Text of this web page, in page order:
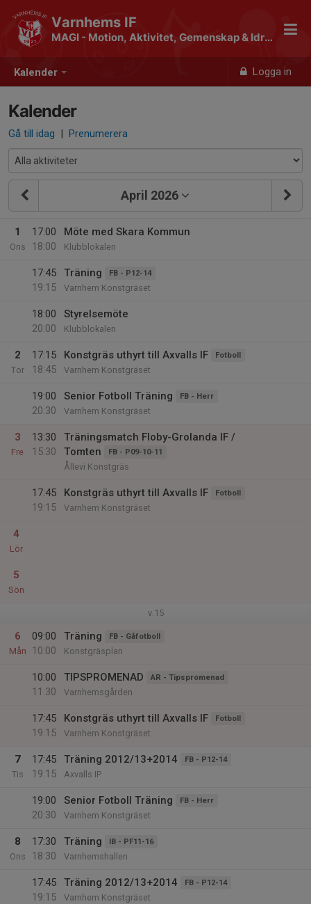
Kalender Logga in
Varnhems IF
MAGI - Motion, Aktivitet, Gemenskap & Idrott
Kalender
Gå till idag | Prenumerera
April 2026
1
Ons
17:00
18:00
Möte med Skara Kommun
Klubblokalen
17:45
19:15
Träning FB - P12-14
Varnhem Konstgräset
18:00
20:00
Styrelsemöte
Klubblokalen
2
Tor
17:15
18:45
Konstgräs uthyrt till Axvalls IF Fotboll
Varnhem Konstgräset
19:00
20:30
Senior Fotboll Träning FB - Herr
Varnhem Konstgräset
3
Fre
13:30
15:30
Träningsmatch Floby-Grolanda IF /
Tomten
FB - P09-10-11
Ållevi Konstgräs
17:45
19:15
Konstgräs uthyrt till Axvalls IF Fotboll
Varnhem Konstgräset
4
Lör
5
Sön
v.15
6
Mån
09:00
10:00
Träning FB - Gåfotboll
Konstgräsplan
10:00
11:30
TIPSPROMENAD AR - Tipspromenad
Varnhemsgården
17:45
19:15
Konstgräs uthyrt till Axvalls IF Fotboll
Varnhem Konstgräset
7
Tis
17:45
19:15
Träning 2012/13+2014 FB - P12-14
Axvalls IP
19:00
20:30
Senior Fotboll Träning FB - Herr
Varnhem Konstgräset
8
Ons
17:30
18:30
Träning IB - PF11-16
Varnhemshallen
17:45
19:15
Träning 2012/13+2014 FB - P12-14
Varnhem Konstgräset